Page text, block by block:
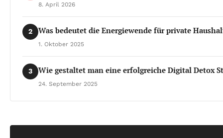
8. April 2026
2 Was bedeutet die Energiewende für private
1. Oktober 2025
3 Wie gestaltet man eine erfolgreiche Digital Detox
24. September 2025